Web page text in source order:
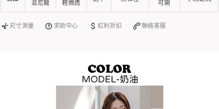
混尼龍
輕微透
可開
尺寸測量 求助中心 紅利折扣 聯絡客服